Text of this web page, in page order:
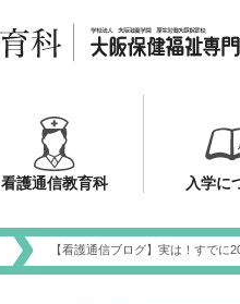
看護通信教育科 入学に
【看護通信ブログ】実は！すでに